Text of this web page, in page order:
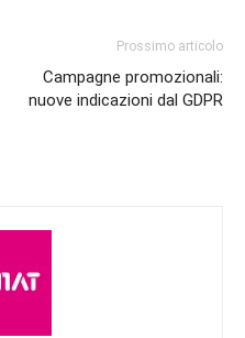
Prossimo articolo
Campagne promozionali:
nuove indicazioni dal GDPR